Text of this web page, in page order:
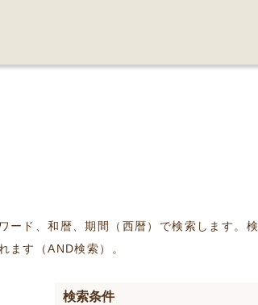
ード、和暦、期間（西暦）で検索します
ます（AND検索）。
検索条件